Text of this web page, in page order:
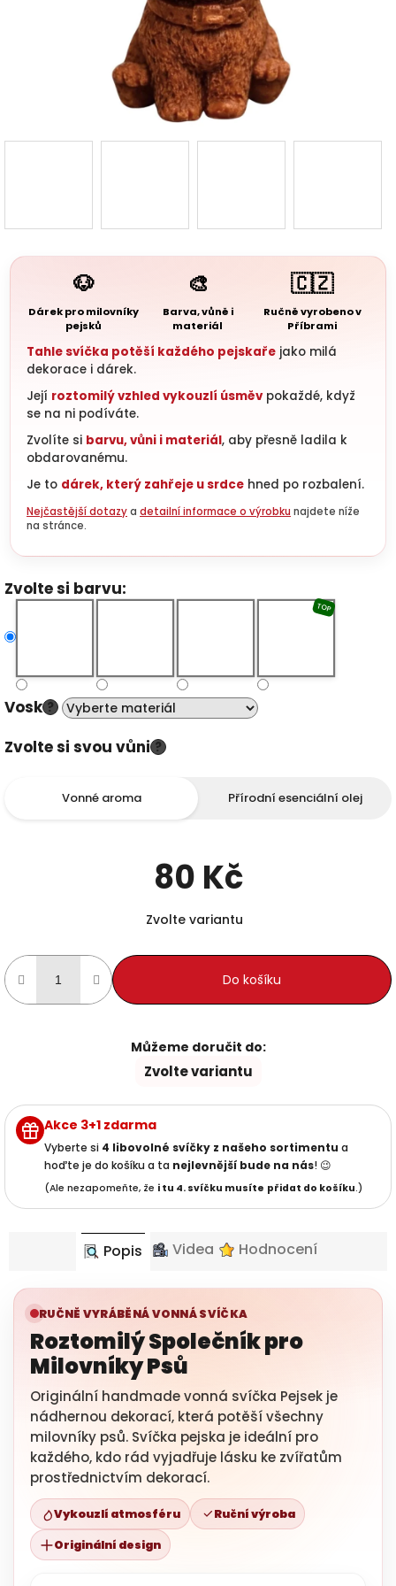
nás
Blog
🐶
Dárek pro milovníky
pejsků
🎨
Barva, vůně i
materiál
🇨🇿
Ručně vyrobeno v
Příbrami
Tahle svíčka potěší každého pejskaře jako milá
dekorace i dárek.
Její roztomilý vzhled vykouzlí úsměvpokaždé, když
se na ni podíváte.
Zvolíte si barvu, vůni i materiál, aby přesně ladila k
obdarovanému.
Je to dárek, který zahřeje u srdce hned po rozbalení.
Nejčastější dotazya detailní informace o výrobku najdete níže
na stránce.
Zvolte si barvu:
TOP
Vosk ?
Zvolte si svou vůni ?
Vonné aroma Přírodní esenciální olej
80 Kč
Zvolte variantu
Do košíku
Můžeme doručit do:
Zvolte variantu
Akce 3+1 zdarma
Vyberte si 4 libovolné svíčky z našeho sortimentu a
hoďte je do košíku a ta nejlevnější bude na nás! 😉
(Ale nezapomeňte, že i tu 4. svíčku musíte přidat do košíku.)
Popis Videa Hodnocení
RUČNĚ VYRÁBĚNÁ VONNÁ SVÍČKA
Roztomilý Společník pro
Milovníky Psů
Originální handmade vonná svíčka Pejsek je
nádhernou dekorací, která potěší všechny
milovníky psů. Svíčka pejska je ideální pro
každého, kdo rád vyjadřuje lásku ke zvířatům
prostřednictvím dekorací.
Vykouzlí atmosféru Ruční výroba
Originální design